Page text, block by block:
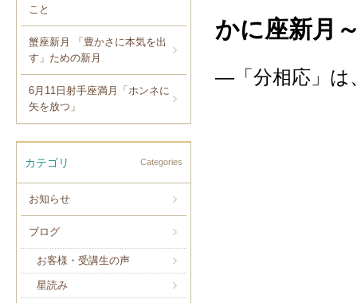
こと
蟹座新月 「豊かさに本気を出
す」ための新月
6月11日射手座満月「ホンネに
矢を放つ」
カテゴリ Categories
お知らせ
ブログ
お客様・受講生の声
星読み
かに座新月
―「分相応」は